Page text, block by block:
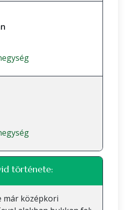
története:
már középkori